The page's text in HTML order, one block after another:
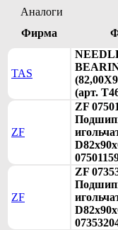
Аналоги
Фирма
TAS
(арт.
ZF
ZF
ZF
ZF